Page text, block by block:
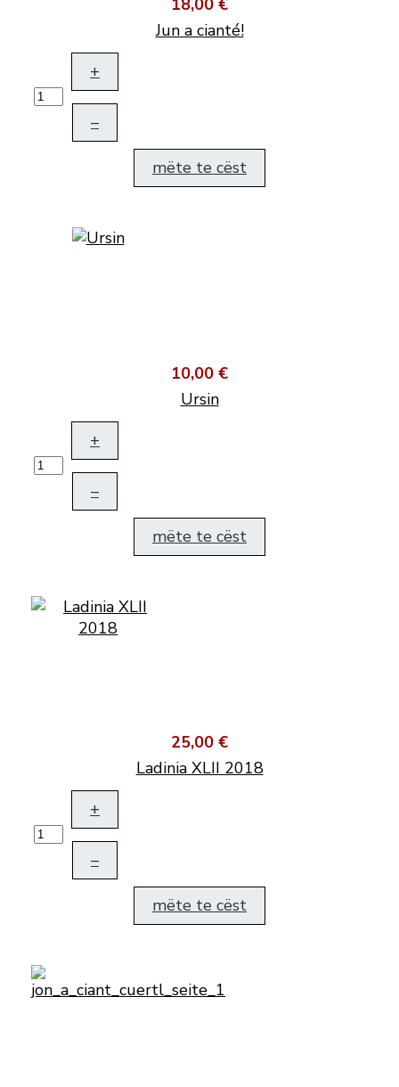
18,00 €
Jun a cianté!
+
–
mëte te cëst
10,00 €
Ursin
+
–
mëte te cëst
25,00 €
Ladinia XLII 2018
+
–
mëte te cëst